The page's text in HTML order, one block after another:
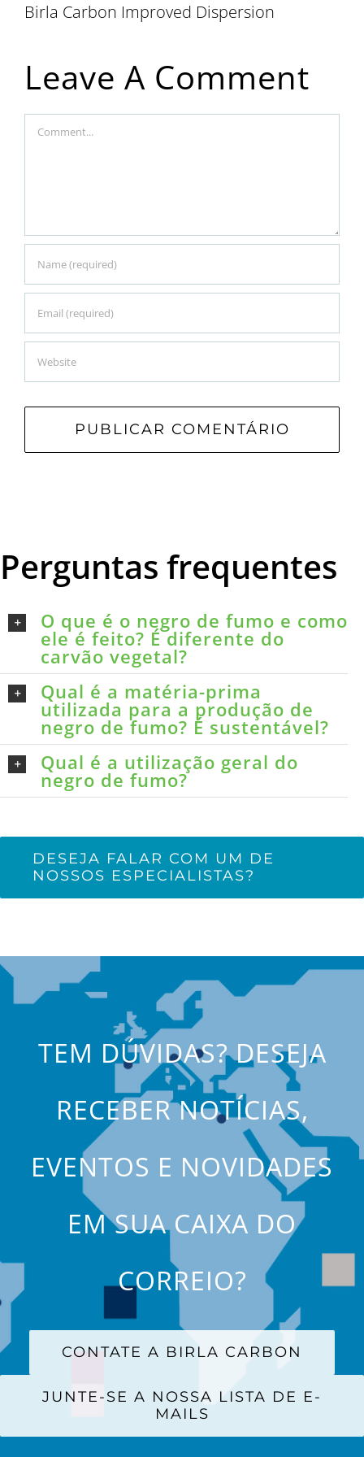
Birla Carbon Improved Dispersion
Leave A Comment
Comment
Perguntas frequentes
O que é o negro de fumo e como
ele é feito? É diferente do
carvão vegetal?
Qual é a matéria-prima
utilizada para a produção de
negro de fumo? É sustentável?
Qual é a utilização geral do
negro de fumo?
DESEJA FALAR COM UM DE
NOSSOS ESPECIALISTAS?
TEM DÚVIDAS? DESEJA
RECEBER NOTÍCIAS,
EVENTOS E NOVIDADES
EM SUA CAIXA DO
CORREIO?
CONTATE A BIRLA CARBON
JUNTE-SE A NOSSA LISTA DE E-
MAILS